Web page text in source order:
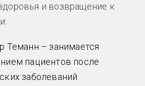
и возвращение к
Теманн – занимается
пациентов после
заболеваний.